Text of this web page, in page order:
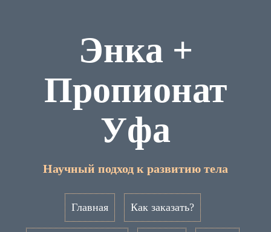
Энка +
Пропионат
Уфа
Научный подход к развитию тела
Главная Как заказать?